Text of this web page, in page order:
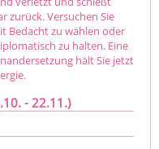
zurück. Versuchen Sie
Bedacht zu wählen oder
zu halten. Eine
hält Sie jetzt
- 22.11.)